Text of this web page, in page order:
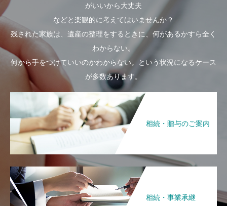
がいいから大丈夫
などと楽観的に考えてはいませんか？
残された家族は、遺産の整理をするときに、何があるかすら全く
わからない。
何から手をつけていいのかわからない。という状況になるケース
が多数あります。
相続・贈与のご案内
相続・事業承継